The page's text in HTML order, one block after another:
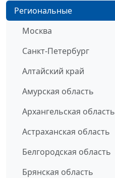
Региональные
Москва
Санкт-Петербург
Алтайский край
Амурская область
Архангельская область
Астраханская область
Белгородская область
Брянская область